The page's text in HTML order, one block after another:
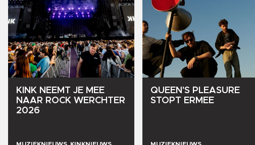
KINK NEEMT JE MEE
NAAR ROCK WERCHTER
2026
QUEEN'S PLEASURE
STOPT ERMEE